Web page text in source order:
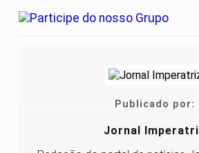
Publicado por:
Jornal